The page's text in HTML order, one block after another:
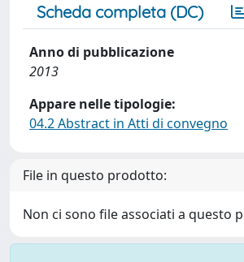
Scheda completa (DC)
Anno di pubblicazione
2013
Appare nelle tipologie:
04.2 Abstract in Atti di convegno
File in questo prodotto:
Non ci sono file associati a questo